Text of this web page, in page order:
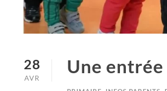
28
AVR
Une entrée